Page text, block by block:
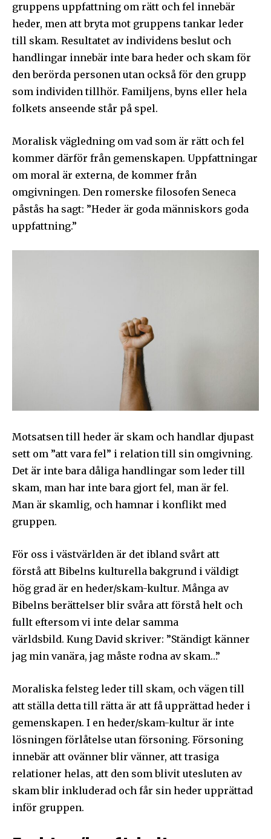
gruppens uppfattning om rätt och fel innebär
heder, men att bryta mot gruppens tankar leder
till skam. Resultatet av individens beslut och
handlingar innebär inte bara heder och skam för
den berörda personen utan också för den grupp
som individen tillhör. Familjens, byns eller hela
folkets anseende står på spel.
Moralisk vägledning om vad som är rätt och fel
kommer därför från gemenskapen. Uppfattningar
om moral är externa, de kommer från
omgivningen. Den romerske filosofen Seneca
påstås ha sagt: ”Heder är goda människors goda
uppfattning.”
Motsatsen till heder är skam och handlar djupast
sett om ”att vara fel” i relation till sin omgivning.
Det är inte bara dåliga handlingar som leder till
skam, man har inte bara gjort fel, man är fel.
Man är skamlig, och hamnar i konflikt med
gruppen.
För oss i västvärlden är det ibland svårt att
förstå att Bibelns kulturella bakgrund i väldigt
hög grad är en heder/skam-kultur. Många av
Bibelns berättelser blir svåra att förstå helt och
fullt eftersom vi inte delar samma
världsbild. Kung David skriver: ”Ständigt känner
jag min vanära, jag måste rodna av skam…”
Moraliska felsteg leder till skam, och vägen till
att ställa detta till rätta är att få upprättad heder i
gemenskapen. I en heder/skam-kultur är inte
lösningen förlåtelse utan försoning. Försoning
innebär att ovänner blir vänner, att trasiga
relationer helas, att den som blivit utesluten av
skam blir inkluderad och får sin heder upprättad
inför gruppen.